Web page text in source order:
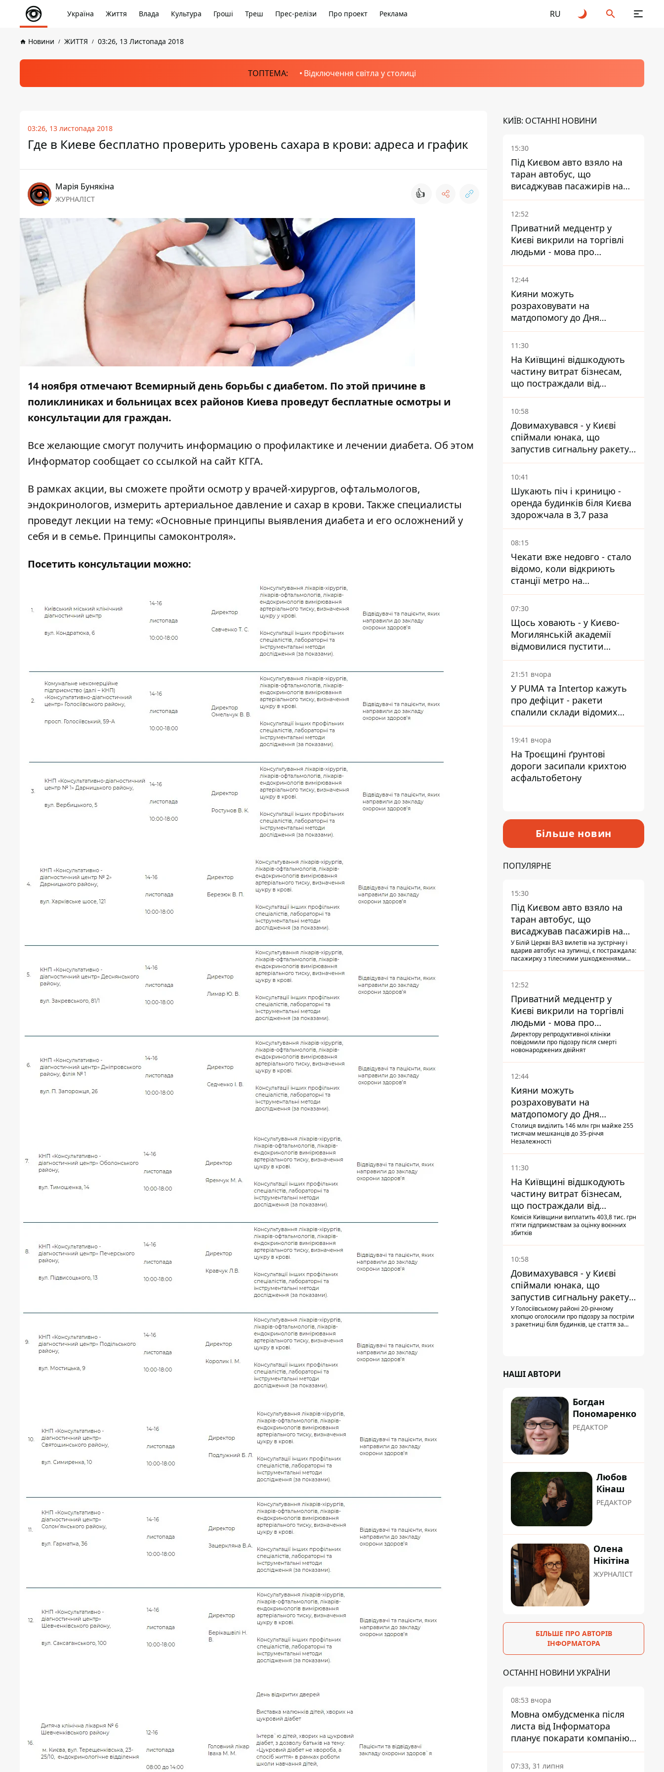
Україна Життя Влада Культура Гроші Треш Прес-релізи Про проект Реклама RU
Новини ЖИТТЯ 03:26, 13 Листопада 2018
ТОПТЕМА: Відключення світла у столиці
03:26, 13 листопада 2018
Где в Киеве бесплатно проверить уровень сахара в крови: адреса и график
Марія Бунякіна
ЖУРНАЛІСТ 👍
14 ноября отмечают Всемирный день борьбы с диабетом. По этой причине в
поликлиниках и больницах всех районов Киева проведут бесплатные осмотры и
консультации для граждан.
Все желающие смогут получить информацию о профилактике и лечении диабета. Об этом
Информатор сообщает со ссылкой на сайт КГГА.
В рамках акции, вы сможете пройти осмотр у врачей-хирургов, офтальмологов,
эндокринологов, измерить артериальное давление и сахар в крови. Также специалисты
проведут лекции на тему: «Основные принципы выявления диабета и его осложнений у
себя и в семье. Принципы самоконтроля».
Посетить консультации можно:
КИЇВ: ОСТАННІ НОВИНИ
15:30
Під Києвом авто взяло на
таран автобус, що
висаджував пасажирів на
зупинці - пасажирка в
лікарні
12:52
Приватний медцентр у
Києві викрили на торгівлі
людьми - мова про
сурогатне материнство
12:44
Кияни можуть
розраховувати на
матдопомогу до Дня
незалежності - кому її
дадуть
11:30
На Київщині відшкодують
частину витрат бізнесам,
що постраждали від
прильотів ракет
10:58
Довимахувався - у Києві
спіймали юнака, що
запустив сигнальну ракету,
аби потішити дівчат
10:41
Шукають піч і криницю -
оренда будинків біля Києва
здорожчала в 3,7 раза
08:15
Чекати вже недовго - стало
відомо, коли відкриють
станції метро на
Виноградарі
07:30
Щось ховають - у Києво-
Могилянській академії
відмовилися пустити
комісію з охорони пам'яток
на територію
21:51 вчора
У PUMA та Intertop кажуть
про дефіцит - ракети
спалили склади відомих
брендів
19:41 вчора
На Троєщині ґрунтові
дороги засипали крихтою
асфальтобетону
Більше новин
ПОПУЛЯРНЕ
15:30
Під Києвом авто взяло на
таран автобус, що
висаджував пасажирів на
зупинці - пасажирка в
лікарні
У Білій Церкві ВАЗ вилетів на зустрічну і
вдарив автобус на зупинці, є постраждала:
пасажирку з тілесними ушкодженнями
12:52
Приватний медцентр у
Києві викрили на торгівлі
людьми - мова про
сурогатне материнство
Директору репродуктивної клініки
повідомили про підозру після смерті
новонароджених двійнят
12:44
Кияни можуть
розраховувати на
матдопомогу до Дня
незалежності - кому її
дадуть
Столиця виділить 146 млн грн майже 255
тисячам мешканців до 35-річчя
Незалежності
11:30
На Київщині відшкодують
частину витрат бізнесам,
що постраждали від
прильотів ракет
Комісія Київщини виплатить 403,8 тис. грн
п'яти підприємствам за оцінку воєнних
збитків
10:58
Довимахувався - у Києві
спіймали юнака, що
запустив сигнальну ракету,
аби потішити дівчат
У Голосіївському районі 20-річному
хлопцю оголосили про підозру за постріли
з ракетниці біля будинків, це стаття за
НАШІ АВТОРИ
Богдан
Пономаренко
РЕДАКТОР
Любов
Кінаш
РЕДАКТОР
Олена
Нікітіна
ЖУРНАЛІСТ
БІЛЬШЕ ПРО АВТОРІВ
ІНФОРМАТОРА
ОСТАННІ НОВИНИ УКРАЇНИ
08:53 вчора
Мовна омбудсменка після
листа від Інформатора
планує покарати компанію-
підрядника ПриватБанку
07:33, 31 липня